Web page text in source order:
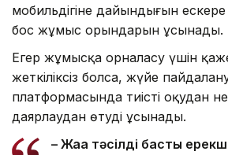
мобильдігіне дайындығын
бос жұмыс орындарын ұсынады.
Егер жұмысқа орналасу үшін
жеткіліксіз болса, жүйе
платформасында тиісті оқудан
даярлаудан өтуді ұсынады.
– Жаңа тәсілдің басты